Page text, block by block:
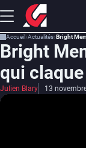
Accueil Actualités Bright
Bright
qui
Julien Blary 13